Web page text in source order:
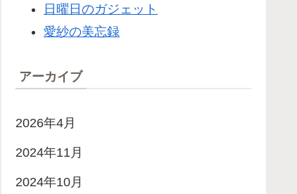
日曜日のガジェット
愛紗の美忘録
アーカイブ
2026年4月
2024年11月
2024年10月